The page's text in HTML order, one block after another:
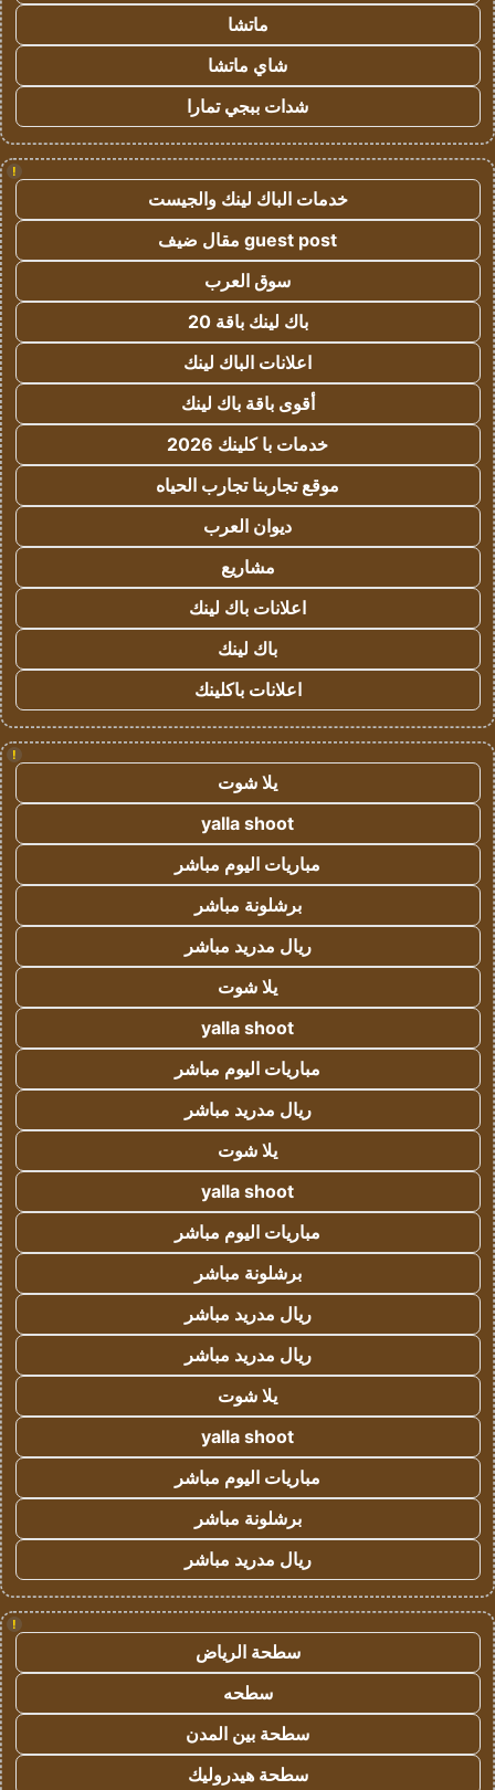
ماتشا
شاي ماتشا
شدات ببجي تمارا
!
خدمات الباك لينك والجيست
guest post مقال ضيف
سوق العرب
باك لينك باقة 20
اعلانات الباك لينك
أقوى باقة باك لينك
خدمات با كلينك 2026
موقع تجاربنا تجارب الحياه
ديوان العرب
مشاريع
اعلانات باك لينك
باك لينك
اعلانات باكلينك
!
يلا شوت
yalla shoot
مباريات اليوم مباشر
برشلونة مباشر
ريال مدريد مباشر
يلا شوت
yalla shoot
مباريات اليوم مباشر
ريال مدريد مباشر
يلا شوت
yalla shoot
مباريات اليوم مباشر
برشلونة مباشر
ريال مدريد مباشر
ريال مدريد مباشر
يلا شوت
yalla shoot
مباريات اليوم مباشر
برشلونة مباشر
ريال مدريد مباشر
!
سطحة الرياض
سطحه
سطحة بين المدن
سطحة هيدروليك